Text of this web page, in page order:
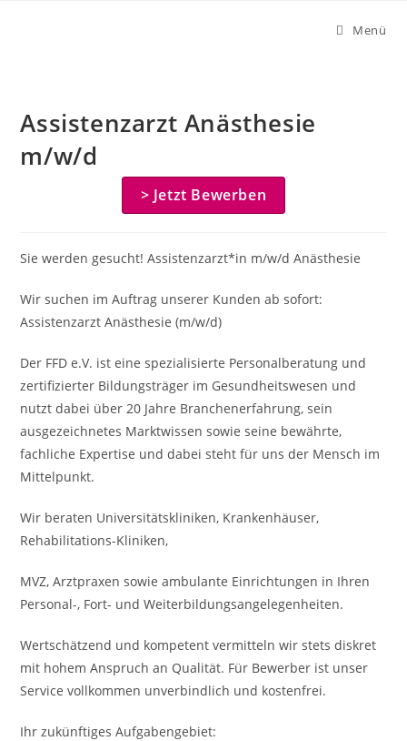
Menü
Assistenzarzt Anästhesie
m/w/d
> Jetzt Bewerben
Sie werden gesucht! Assistenzarzt*in m/w/d Anästhesie
Wir suchen im Auftrag unserer Kunden ab sofort:
Assistenzarzt Anästhesie (m/w/d)
Der FFD e.V. ist eine spezialisierte Personalberatung und
zertifizierter Bildungsträger im Gesundheitswesen und
nutzt dabei über 20 Jahre Branchenerfahrung, sein
ausgezeichnetes Marktwissen sowie seine bewährte,
fachliche Expertise und dabei steht für uns der Mensch im
Mittelpunkt.
Wir beraten Universitätskliniken, Krankenhäuser,
Rehabilitations-Kliniken,
MVZ, Arztpraxen sowie ambulante Einrichtungen in Ihren
Personal-, Fort- und Weiterbildungsangelegenheiten.
Wertschätzend und kompetent vermitteln wir stets diskret
mit hohem Anspruch an Qualität. Für Bewerber ist unser
Service vollkommen unverbindlich und kostenfrei.
Ihr zukünftiges Aufgabengebiet: